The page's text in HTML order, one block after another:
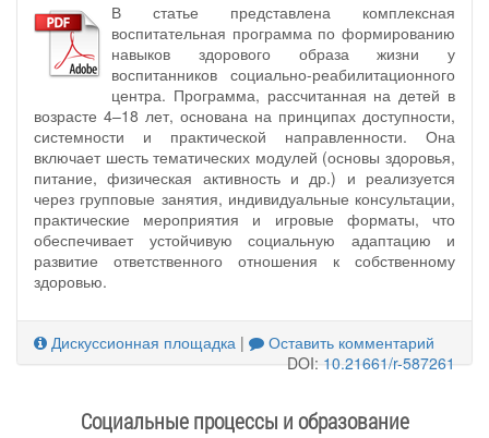
В статье представлена комплексная
воспитательная программа по формированию
навыков здорового образа жизни у
воспитанников социально-реабилитационного
центра. Программа, рассчитанная на детей в
возрасте 4–18 лет, основана на принципах доступности,
системности и практической направленности. Она
включает шесть тематических модулей (основы здоровья,
питание, физическая активность и др.) и реализуется
через групповые занятия, индивидуальные консультации,
практические мероприятия и игровые форматы, что
обеспечивает устойчивую социальную адаптацию и
развитие ответственного отношения к собственному
здоровью.
Дискуссионная площадка |
Оставить комментарий
DOI:10.21661/r-587261
Социальные процессы и образование